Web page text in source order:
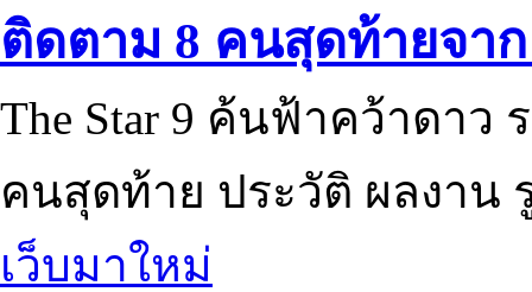
ติดตาม 8 คนสุดท้ายจาก
The Star 9 ค้นฟ้าคว้าดาว
คนสุดท้าย ประวัติ ผลงาน
เว็บมาใหม่